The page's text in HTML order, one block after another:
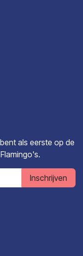
als eerste op de
Inschrijven